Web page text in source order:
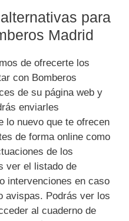
para
Madrid
de ofrecerte los
con Bomberos
de su página web y
enviarles
lo nuevo que te ofrecen
de forma online como
de los
ver el listado de
intervenciones en caso
avispas. Podrás ver los
al cuaderno de